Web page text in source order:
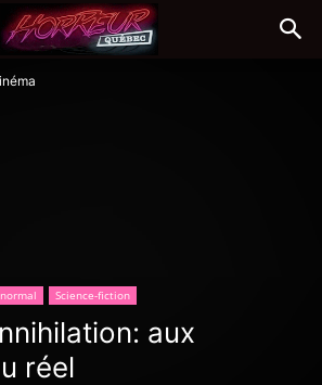
Science-fiction
aux
réel